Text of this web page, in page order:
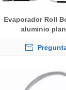
Evaporador Roll
aluminio